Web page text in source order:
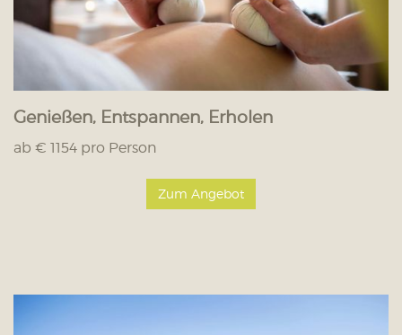
Genießen, Entspannen, Erholen
ab € 1154 pro Person
Zum Angebot